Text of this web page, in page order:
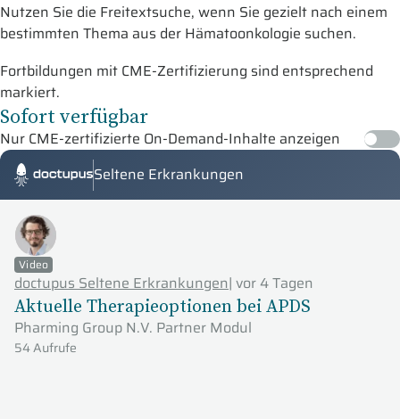
Nutzen Sie die Freitextsuche, wenn Sie gezielt nach einem
bestimmten Thema aus der Hämatoonkologie suchen.
Fortbildungen mit CME-Zertifizierung sind entsprechend
markiert.
Sofort verfügbar
Nur CME-zertifizierte On-Demand-Inhalte anzeigen
Doctupus TutorialsSeltene Erkrankungen
Video
doctupus Seltene Erkrankungen| vor 4 Tagen
Aktuelle Therapieoptionen bei APDS
Pharming Group N.V. Partner Modul
54 Aufrufe